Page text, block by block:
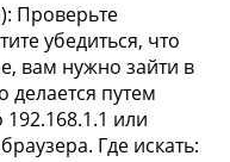
Проверьте
убедиться, что
вам нужно зайти в
делается путем
192.168.1.1 или
Где искать: